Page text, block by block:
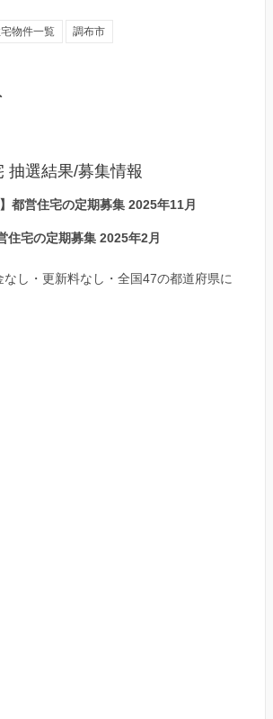
物件一覧 調布市
抽選結果/募集情報
都営住宅の定期募集 2025年11月
住宅の定期募集 2025年2月
なし・更新料なし・全国47の都道府県に